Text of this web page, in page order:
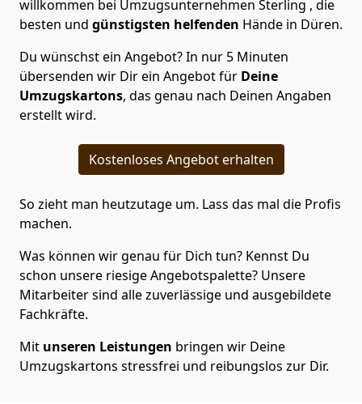
willkommen bei Umzugsunternehmen Sterling , die
besten und günstigsten helfenden Hände in Düren.
Du wünschst ein Angebot? In nur 5 Minuten
übersenden wir Dir ein Angebot für Deine
Umzugskartons, das genau nach Deinen Angaben
erstellt wird.
Kostenloses Angebot erhalten
So zieht man heutzutage um. Lass das mal die Profis
machen.
Was können wir genau für Dich tun? Kennst Du
schon unsere riesige Angebotspalette? Unsere
Mitarbeiter sind alle zuverlässige und ausgebildete
Fachkräfte.
Mit unseren Leistungen bringen wir Deine
Umzugskartons stressfrei und reibungslos zur Dir.